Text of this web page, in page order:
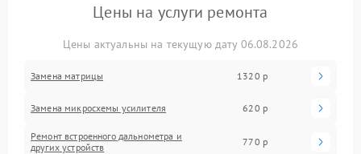
Цены на услуги ремонта
Цены актуальны на текущую дату 06.08.2026
Замена матрицы 1320 р
Замена микросхемы усилителя 620 р
Ремонт встроенного дальнометра и
других устройств
770 р